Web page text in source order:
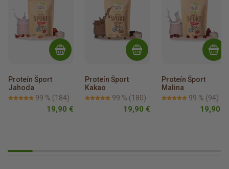
Proteín Šport
Jahoda
99 % (184)
19,90 €
Proteín Šport
Kakao
99 % (180)
19,90 €
Proteín Šport
Malina
99 % (94)
19,90 €